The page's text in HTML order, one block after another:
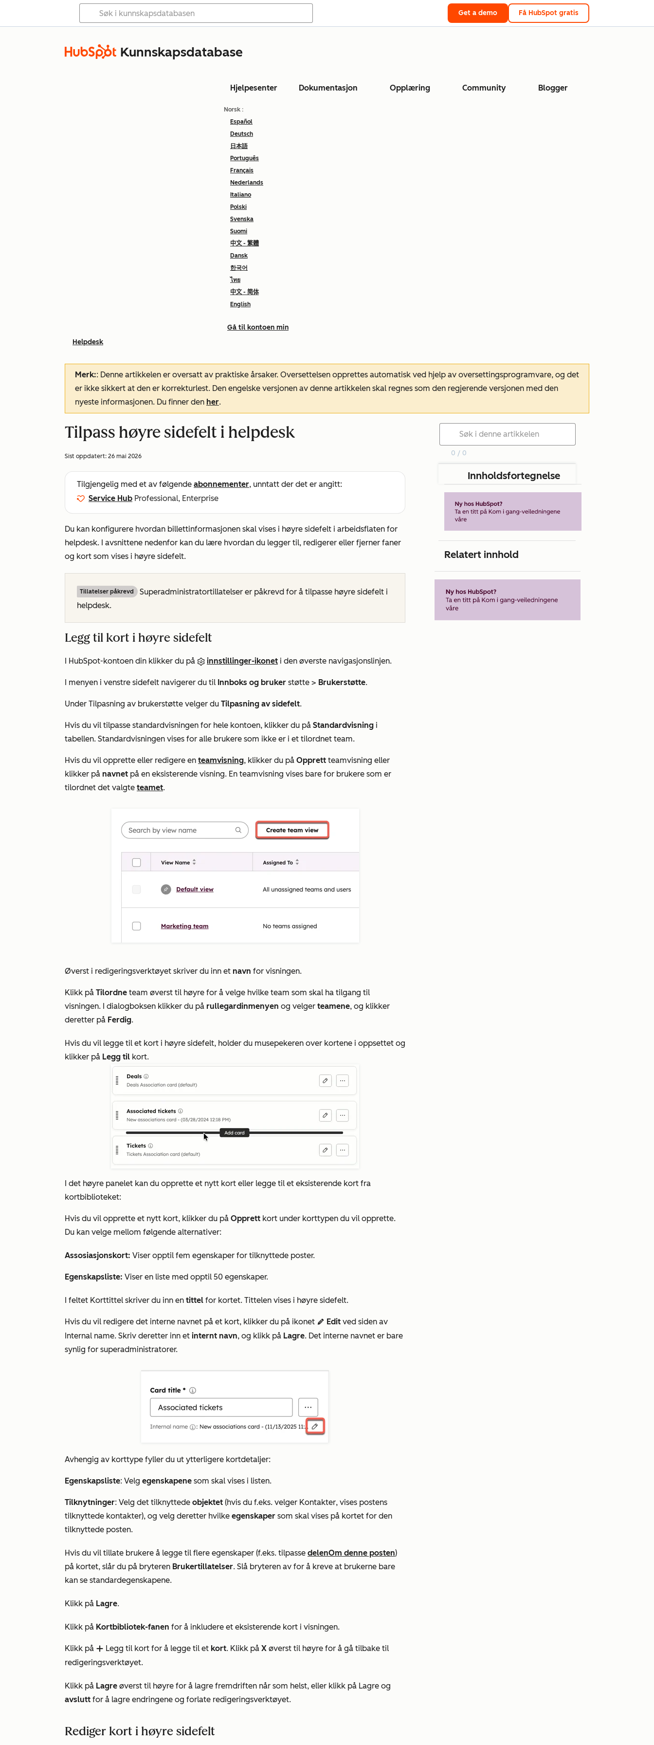
Get a demo Få HubSpot gratis
Kunnskapsdatabase
Hjelpesenter Dokumentasjon Opplæring Community Blogger
Norsk :
Español
Deutsch
日本語
Português
Français
Nederlands
Italiano
Polski
Svenska
Suomi
中文 - 繁體
Dansk
한국어
ไทย
中文 - 简体
English
Gå til kontoen min
Helpdesk
Merk:: Denne artikkelen er oversatt av praktiske årsaker. Oversettelsen opprettes automatisk ved hjelp av oversettingsprogramvare, og det
er ikke sikkert at den er korrekturlest. Den engelske versjonen av denne artikkelen skal regnes som den regjerende versjonen med den
nyeste informasjonen. Du finner den her.
Tilpass høyre sidefelt i helpdesk
Sist oppdatert: 26 mai 2026
Tilgjengelig med et av følgende abonnementer, unntatt der det er angitt:
Service Hub Professional, Enterprise
Du kan konfigurere hvordan billettinformasjonen skal vises i høyre sidefelt i arbeidsflaten for
helpdesk. I avsnittene nedenfor kan du lære hvordan du legger til, redigerer eller fjerner faner
og kort som vises i høyre sidefelt.
Tillatelser påkrevd
Superadministratortillatelser er påkrevd for å tilpasse høyre sidefelt i
helpdesk.
Legg til kort i høyre sidefelt
I HubSpot-kontoen din klikker du på innstillinger-ikonet i den øverste navigasjonslinjen.
I menyen i venstre sidefelt navigerer du til Innboks og bruker støtte > Brukerstøtte.
Under Tilpasning av brukerstøtte velger du Tilpasning av sidefelt.
Hvis du vil tilpasse standardvisningen for hele kontoen, klikker du på Standardvisning i
tabellen. Standardvisningen vises for alle brukere som ikke er i et tilordnet team.
Hvis du vil opprette eller redigere en teamvisning, klikker du på Opprett teamvisning eller
klikker på navnet på en eksisterende visning. En teamvisning vises bare for brukere som er
tilordnet det valgte teamet.
Øverst i redigeringsverktøyet skriver du inn et navn for visningen.
Klikk på Tilordne team øverst til høyre for å velge hvilke team som skal ha tilgang til
visningen. I dialogboksen klikker du på rullegardinmenyen og velger teamene, og klikker
deretter på Ferdig.
Hvis du vil legge til et kort i høyre sidefelt, holder du musepekeren over kortene i oppsettet og
klikker på Legg til kort.
I det høyre panelet kan du opprette et nytt kort eller legge til et eksisterende kort fra
kortbiblioteket:
Hvis du vil opprette et nytt kort, klikker du på Opprett kort under korttypen du vil opprette.
Du kan velge mellom følgende alternativer:
Assosiasjonskort: Viser opptil fem egenskaper for tilknyttede poster.
Egenskapsliste: Viser en liste med opptil 50 egenskaper.
I feltet Korttittel skriver du inn en tittel for kortet. Tittelen vises i høyre sidefelt.
Hvis du vil redigere det interne navnet på et kort, klikker du på ikonet edit Edit ved siden av
Internal name. Skriv deretter inn et internt navn, og klikk på Lagre. Det interne navnet er bare
synlig for superadministratorer.
Avhengig av korttype fyller du ut ytterligere kortdetaljer:
Egenskapsliste: Velg egenskapene som skal vises i listen.
Tilknytninger: Velg det tilknyttede objektet (hvis du f.eks. velger Kontakter, vises postens
tilknyttede kontakter), og velg deretter hvilke egenskaper som skal vises på kortet for den
tilknyttede posten.
Hvis du vil tillate brukere å legge til flere egenskaper (f.eks. tilpasse delenOm denne posten)
på kortet, slår du på bryteren Brukertillatelser. Slå bryteren av for å kreve at brukerne bare
kan se standardegenskapene.
Klikk på Lagre.
Klikk på Kortbibliotek-fanen for å inkludere et eksisterende kort i visningen.
Klikk på add Legg til kort for å legge til et kort. Klikk på X øverst til høyre for å gå tilbake til
redigeringsverktøyet.
Klikk på Lagre øverst til høyre for å lagre fremdriften når som helst, eller klikk på Lagre og
avslutt for å lagre endringene og forlate redigeringsverktøyet.
Rediger kort i høyre sidefelt
0 / 0
Innholdsfortegnelse
Relatert innhold